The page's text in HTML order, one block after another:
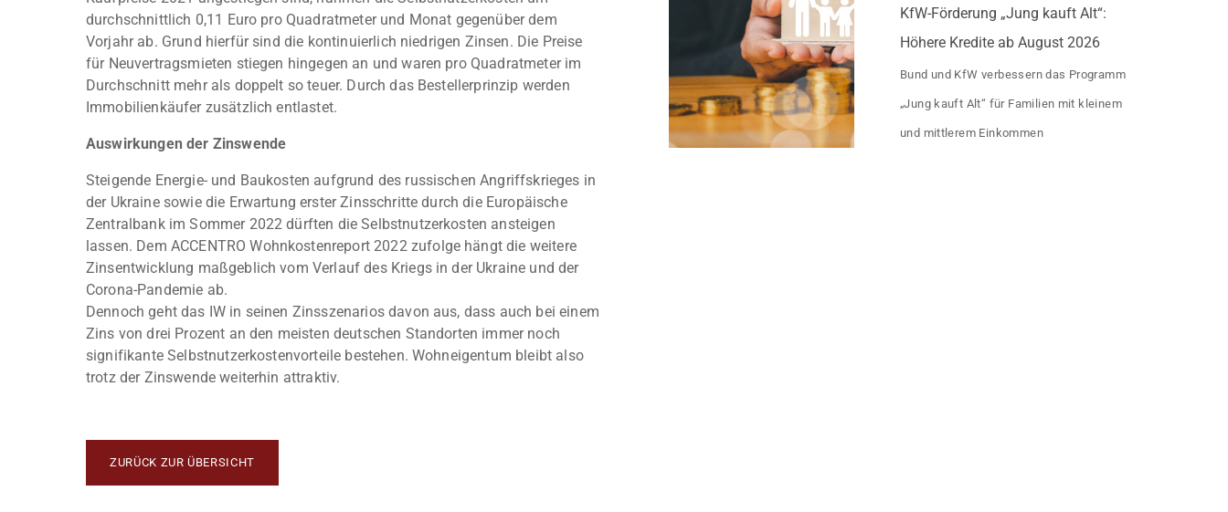
durchschnittlich 0,11 Euro pro Quadratmeter und Monat gegenüber dem
Vorjahr ab. Grund hierfür sind die kontinuierlich niedrigen Zinsen. Die Preise
für Neuvertragsmieten stiegen hingegen an und waren pro Quadratmeter im
Durchschnitt mehr als doppelt so teuer. Durch das Bestellerprinzip werden
Immobilienkäufer zusätzlich entlastet.
Auswirkungen der Zinswende
Steigende Energie- und Baukosten aufgrund des russischen Angriffskrieges in
der Ukraine sowie die Erwartung erster Zinsschritte durch die Europäische
Zentralbank im Sommer 2022 dürften die Selbstnutzerkosten ansteigen
lassen. Dem ACCENTRO Wohnkostenreport 2022 zufolge hängt die weitere
Zinsentwicklung maßgeblich vom Verlauf des Kriegs in der Ukraine und der
Corona-Pandemie ab.
Dennoch geht das IW in seinen Zinsszenarios davon aus, dass auch bei einem
Zins von drei Prozent an den meisten deutschen Standorten immer noch
signifikante Selbstnutzerkostenvorteile bestehen. Wohneigentum bleibt also
trotz der Zinswende weiterhin attraktiv.
ZURÜCK ZUR ÜBERSICHT
KfW-Förderung „Jung kauft Alt“:
Höhere Kredite ab August 2026
Bund und KfW verbessern das Programm
„Jung kauft Alt“ für Familien mit kleinem
und mittlerem Einkommen